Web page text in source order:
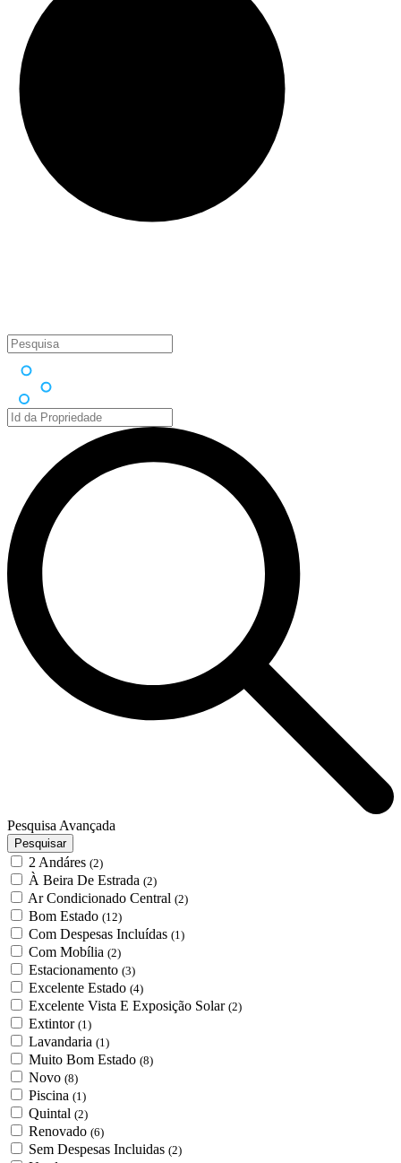
Pesquisa Avançada
Pesquisar
2 Andáres (2)
À Beira De Estrada (2)
Ar Condicionado Central (2)
Bom Estado (12)
Com Despesas Incluídas (1)
Com Mobília (2)
Estacionamento (3)
Excelente Estado (4)
Excelente Vista E Exposição Solar (2)
Extintor (1)
Lavandaria (1)
Muito Bom Estado (8)
Novo (8)
Piscina (1)
Quintal (2)
Renovado (6)
Sem Despesas Incluidas (2)